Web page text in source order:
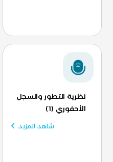
نظرية التطور والسجل
الأحفوري (1)
شاهد المزيد